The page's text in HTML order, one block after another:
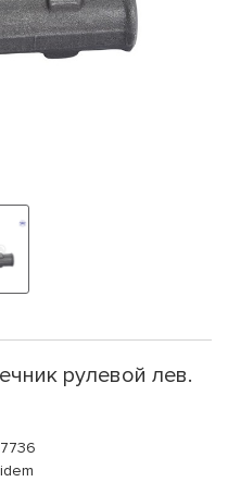
рулевой лев.